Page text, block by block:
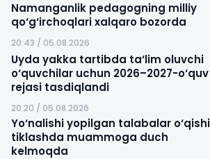
Namanganlik pedagogning milliy
qo‘g‘irchoqlari xalqaro bozorda
20:43 / 05.08.2026
Uyda yakka tartibda ta‘lim oluvchi
o‘quvchilar uchun 2026–2027-o‘quv
rejasi tasdiqlandi
20:20 / 05.08.2026
Yo‘nalishi yopilgan talabalar
tiklashda muammoga duch
kelmoqda